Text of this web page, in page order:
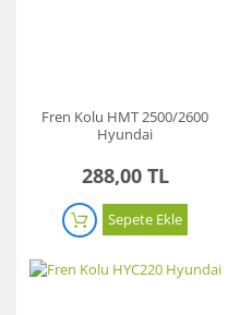
Fren Kolu HMT 2500/2600
Hyundai
288,00 TL
Sepete Ekle